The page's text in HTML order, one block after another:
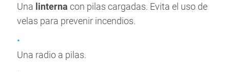
Una linterna con pilas cargadas. Evita el uso de
velas para prevenir incendios.
Una radio a pilas.